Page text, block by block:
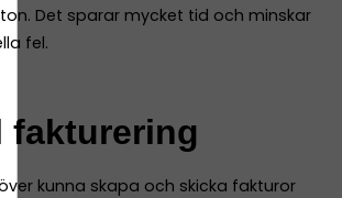
Det sparar mycket tid och minskar
fel.
fakturering
kunna skapa och skicka fakturor